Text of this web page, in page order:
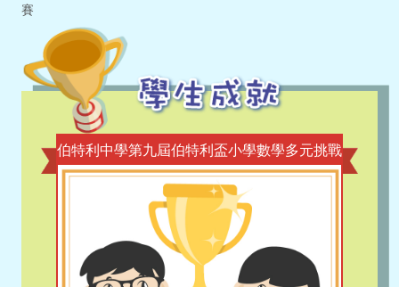
賽
伯特利中學第九屆伯特利盃小學數學多元挑戰
賽